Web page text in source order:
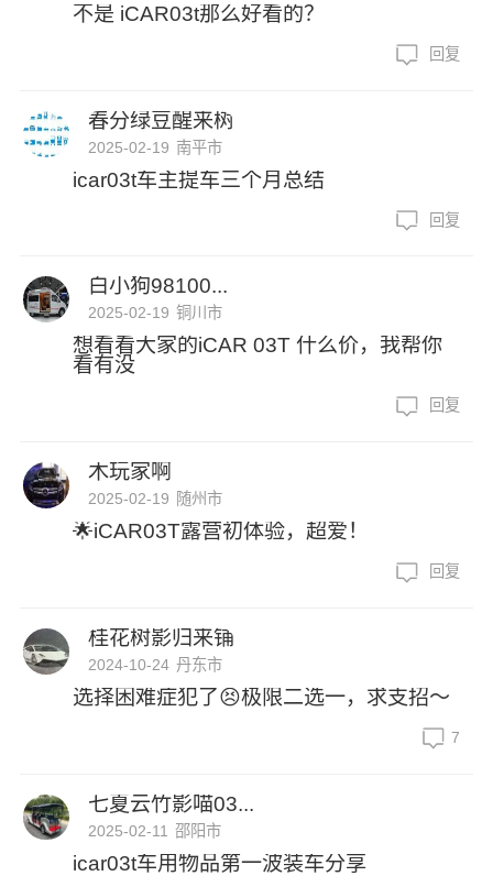
不是 iCAR03t那么好看的？
回复
春分绿豆醒来树
2025-02-19 南平市
icar03t车主提车三个月总结
回复
白小狗98100...
2025-02-19 铜川市
想看看大家的iCAR 03T 什么价，我帮你
看有没
回复
木玩家啊
2025-02-19 随州市
🌟iCAR03T露营初体验，超爱！
回复
桂花树影归来铺
2024-10-24 丹东市
选择困难症犯了😣极限二选一，求支招～
7
七夏云竹影喵03...
2025-02-11 邵阳市
icar03t车用物品第一波装车分享